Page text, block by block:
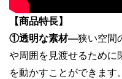
【商品特長】
①透明な素材―狭い空間
や周囲を見渡せるために
を動かすことができます。